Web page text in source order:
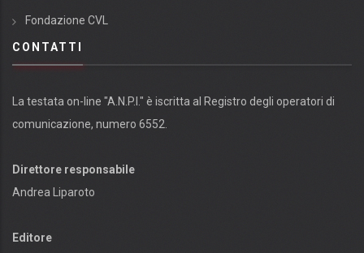
Fondazione CVL
CONTATTI
La testata on-line "A.N.P.I." è iscritta al Registro degli operatori di
comunicazione, numero 6552.
Direttore responsabile
Andrea Liparoto
Editore